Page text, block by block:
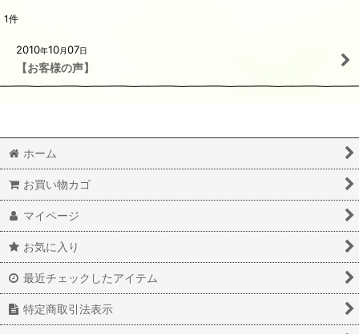
1件
2010年10月07日
【お客様の声】
ホーム
お買い物カゴ
マイページ
お気に入り
最近チェックしたアイテム
特定商取引法表示